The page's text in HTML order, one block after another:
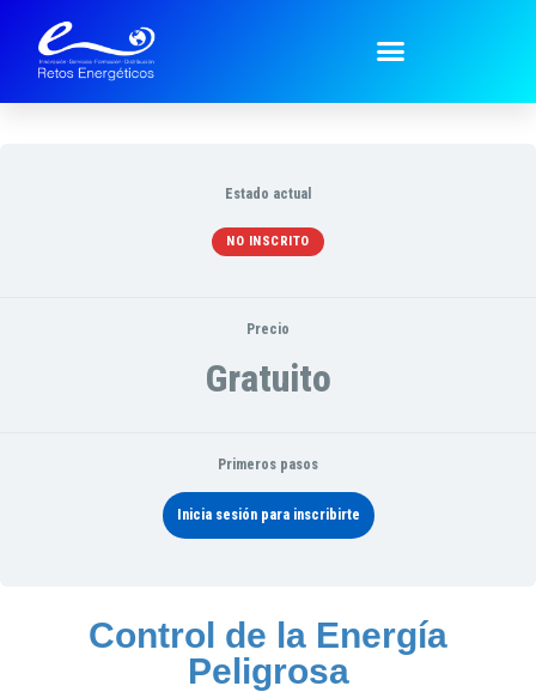
Estado actual
NO INSCRITO
Precio
Gratuito
Primeros pasos
Inicia sesión para inscribirte
Control de la Energía
Peligrosa